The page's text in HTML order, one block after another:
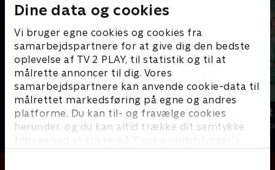
Dine data og cookies
Vi bruger egne cookies og cookies fra
samarbejdspartnere for at give dig den bedste
oplevelse af TV 2 PLAY, til statistik og til at
målrette annoncer til dig. Vores
samarbejdspartnere kan anvende cookie-data til
målrettet markedsføring på egne og andres
platforme. Du kan til- og fravælge cookies
herunder, og du kan altid trække dit samtykke
tilbage ved at klikke på ’Cookie-indstillinger’ i
Happy fucking Pride
Drama • 1 sæsoner
Fake Patient
Drama • 1